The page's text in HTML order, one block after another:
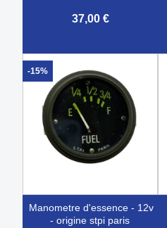
37,00 €
manometre d'essence - 12v
- origine stpi paris
-15%